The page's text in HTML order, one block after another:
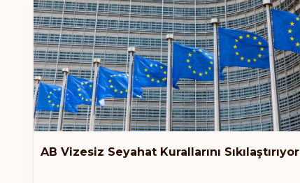
AB Vizesiz Seyahat Kurallarını Sıkılaştırıyor